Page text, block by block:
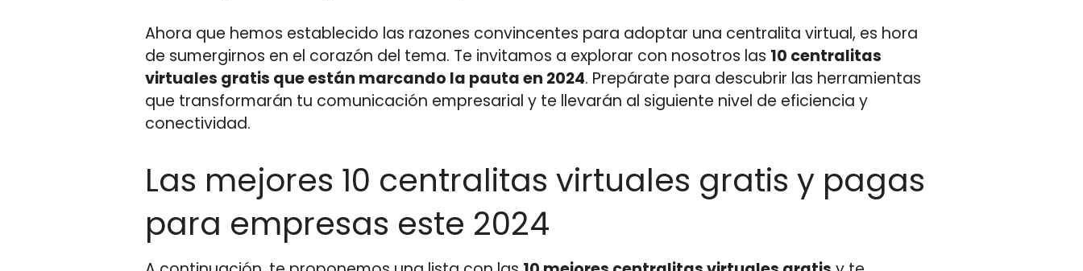
Ahora que hemos establecido las razones convincentes para adoptar una centralita virtual, es hora
de sumergirnos en el corazón del tema. Te invitamos a explorar con nosotros las 10 centralitas
virtuales gratis que están marcando la pauta en 2024. Prepárate para descubrir las herramientas
que transformarán tu comunicación empresarial y te llevarán al siguiente nivel de eficiencia y
conectividad.
Las mejores 10 centralitas virtuales gratis y pagas
para empresas este 2024